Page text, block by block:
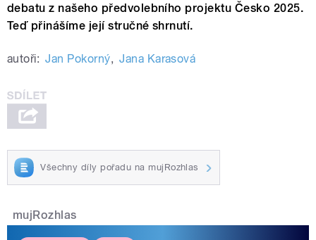
debatu z našeho předvolebního projektu Česko 2025.
Teď přinášíme její stručné shrnutí.
autoři: Jan Pokorný, Jana Karasová
Všechny díly pořadu na mujRozhlas
mujRozhlas